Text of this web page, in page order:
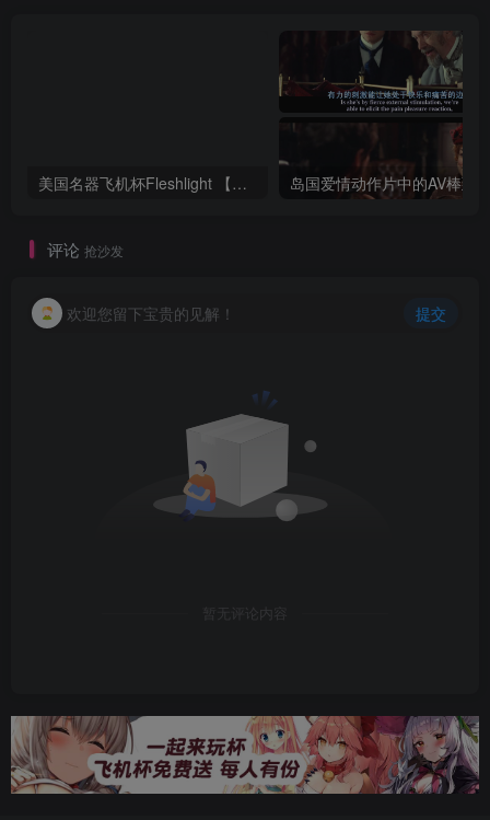
美国名器飞机杯Fleshlight 【Quickshot-Vantage 双头飞机杯】完全评测
评论 抢沙发
欢迎您留下宝贵的见解！ 提交
暂无评论内容